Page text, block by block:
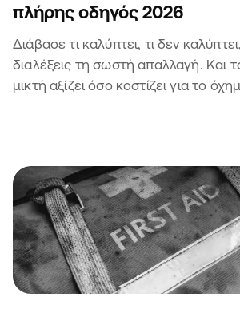
πλήρης οδηγός 2026
Διάβασε τι καλύπτει, τι δεν
διαλέξεις τη σωστή απαλλαγή. Και
μικτή αξίζει όσο κοστίζει για το